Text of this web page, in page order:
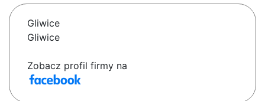
Gliwice
Gliwice
Zobacz profil firmy na